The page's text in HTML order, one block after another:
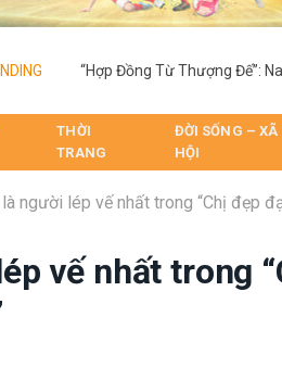
THỜI
TRANG
ĐỜI SỐNG – XÃ
HỘI
là người lép vế nhất trong “Chị đẹp
vế nhất trong